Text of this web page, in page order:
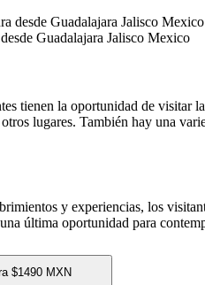
Guadalajara Jalisco Mexico
tienen la oportunidad de visitar
lugares. También hay una
y experiencias, los
última oportunidad para